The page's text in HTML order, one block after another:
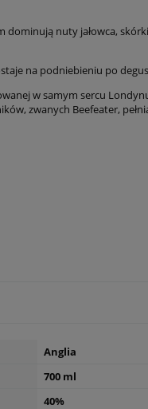
nuty jałowca,
na podniebieniu po
w samym sercu
zwanych Beefeater,
Anglia
700 ml
40%